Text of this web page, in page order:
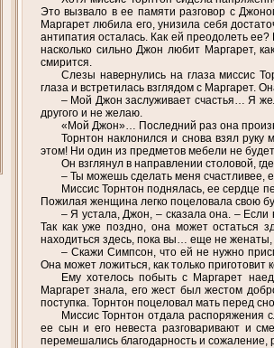
Это вызвало в ее памяти разговор с
Маргарет любила его, унизила себя
антипатия осталась. Как ей преодолеть
насколько сильно Джон любит Маргарет,
смирится.
Слезы навернулись на глаза миссис
глаза и встретилась взглядом с Маргарет.
– Мой Джон заслуживает счастья… Я
другого и не желаю.
«Мой Джон»… Последний раз она
Торнтон наклонился и снова взял
этом! Ни один из предметов мебели не
Он взглянул в направлении столовой,
– Ты можешь сделать меня счастливее,
Миссис Торнтон поднялась, ее сердце
Пожилая женщина легко поцеловала свою
– Я устала, Джон, – сказала она. – Если
Так как уже поздно, она может остаться
находиться здесь, пока вы… еще не
– Скажи Симпсон, что ей не нужно
Она может ложиться, как только приготовит
Ему хотелось побыть с Маргарет
Маргарет знала, его жест был жестом
поступка. Торнтон поцеловал мать перед
Миссис Торнтон отдала распоряжения
ее сын и его невеста разговаривают и
перемешались благодарность и сожаление,